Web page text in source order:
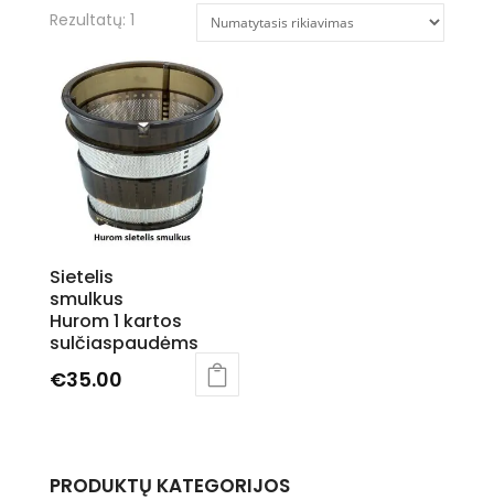
Rezultatų: 1
Sietelis
smulkus
Hurom 1 kartos
sulčiaspaudėms
€35.00
PRODUKTŲ KATEGORIJOS